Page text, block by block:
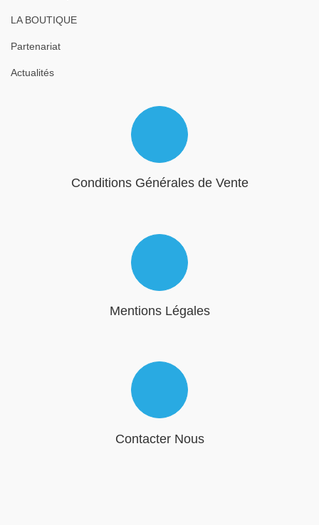
LA BOUTIQUE
Partenariat
Actualités
Conditions Générales de Vente
Mentions Légales
Contacter Nous